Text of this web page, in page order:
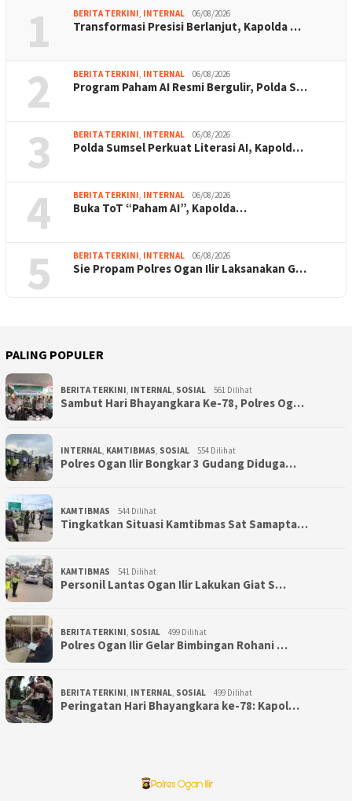
1 BERITA TERKINI, INTERNAL 06/08/2026
Transformasi Presisi Berlanjut, Kapolda …
2 BERITA TERKINI, INTERNAL 06/08/2026
Program Paham AI Resmi Bergulir, Polda S…
3 BERITA TERKINI, INTERNAL 06/08/2026
Polda Sumsel Perkuat Literasi AI, Kapold…
4 BERITA TERKINI, INTERNAL 06/08/2026
Buka ToT “Paham AI”, Kapolda…
5 BERITA TERKINI, INTERNAL 06/08/2026
Sie Propam Polres Ogan Ilir Laksanakan G…
PALING POPULER
BERITA TERKINI, INTERNAL, SOSIAL 561 Dilihat
Sambut Hari Bhayangkara Ke-78, Polres Og…
INTERNAL, KAMTIBMAS, SOSIAL 554 Dilihat
Polres Ogan Ilir Bongkar 3 Gudang Diduga…
KAMTIBMAS 544 Dilihat
Tingkatkan Situasi Kamtibmas Sat Samapta…
KAMTIBMAS 541 Dilihat
Personil Lantas Ogan Ilir Lakukan Giat S…
BERITA TERKINI, SOSIAL 499 Dilihat
Polres Ogan Ilir Gelar Bimbingan Rohani …
BERITA TERKINI, INTERNAL, SOSIAL 499 Dilihat
Peringatan Hari Bhayangkara ke-78: Kapol…